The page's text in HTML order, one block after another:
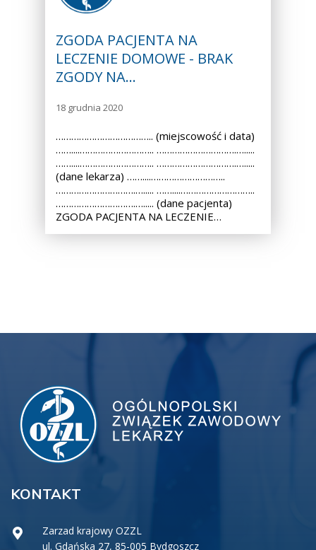
ZGODA PACJENTA NA
LECZENIE DOMOWE - BRAK
ZGODY NA…
18 grudnia 2020
……………………………….. (miejscowość i data)
……....……………………….. ………………………….….....
……....……………………….. ………………………….….....
(dane lekarza) ……....………………………..
………………………….…..... ……....………………………..
………………………….…..... (dane pacjenta)
ZGODA PACJENTA NA LECZENIE…
KONTAKT
Zarzad krajowy OZZL
ul. Gdańska 27, 85-005 Bydgoszcz